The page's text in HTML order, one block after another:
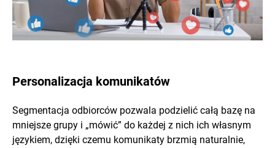
Personalizacja komunikatów
Segmentacja odbiorców pozwala podzielić całą bazę na
mniejsze grupy i „mówić” do każdej z nich ich własnym
językiem, dzięki czemu komunikaty brzmią naturalnie,